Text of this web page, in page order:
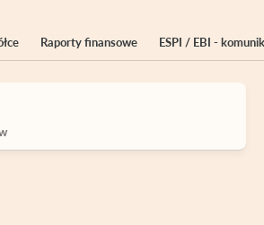
Raporty finansowe ESPI / EBI -